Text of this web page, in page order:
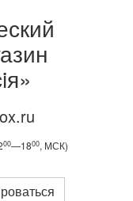
00—1800, МСК)